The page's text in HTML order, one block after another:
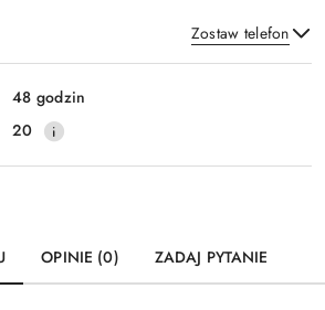
Zostaw telefon
Wyślij
48 godzin
20
OPINIE (0) ZADAJ PYTANIE